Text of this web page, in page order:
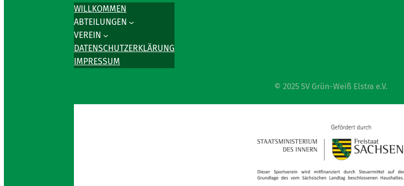
WILLKOMMEN
ABTEILUNGEN
VEREIN
DATENSCHUTZERKLÄRUNG
IMPRESSUM
© 2025 SV Grün-Weiß Elstra e.V.